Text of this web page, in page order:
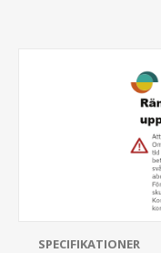
SPECIFIKATIONER